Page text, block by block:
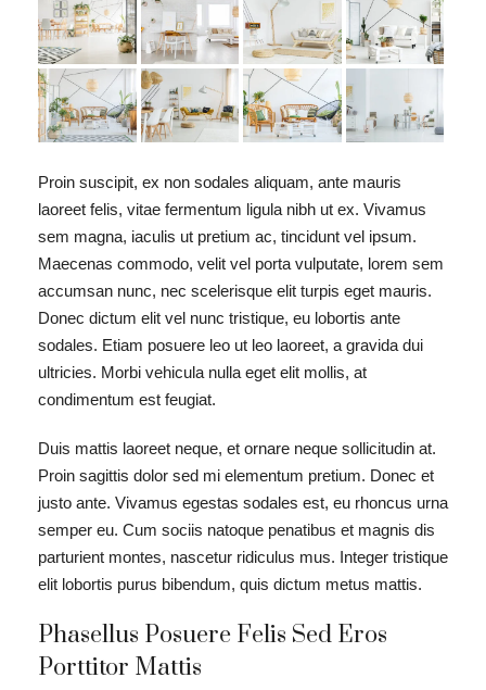
Proin suscipit, ex non sodales aliquam, ante mauris
laoreet felis, vitae fermentum ligula nibh ut ex. Vivamus
sem magna, iaculis ut pretium ac, tincidunt vel ipsum.
Maecenas commodo, velit vel porta vulputate, lorem sem
accumsan nunc, nec scelerisque elit turpis eget mauris.
Donec dictum elit vel nunc tristique, eu lobortis ante
sodales. Etiam posuere leo ut leo laoreet, a gravida dui
ultricies. Morbi vehicula nulla eget elit mollis, at
condimentum est feugiat.
Duis mattis laoreet neque, et ornare neque sollicitudin at.
Proin sagittis dolor sed mi elementum pretium. Donec et
justo ante. Vivamus egestas sodales est, eu rhoncus urna
semper eu. Cum sociis natoque penatibus et magnis dis
parturient montes, nascetur ridiculus mus. Integer tristique
elit lobortis purus bibendum, quis dictum metus mattis.
Phasellus Posuere Felis Sed Eros
Porttitor Mattis